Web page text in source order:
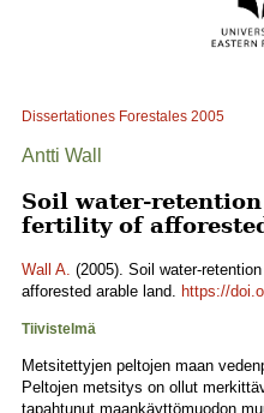
Dissertationes Forestales 2005
Antti Wall
Soil water-
fertility of
Wall A. (2005). Soil water-
afforested arable land. https://
Tiivistelmä
Metsitettyjen peltojen maan
Peltojen metsitys on ollut
tapahtunut maankäyttömuodon